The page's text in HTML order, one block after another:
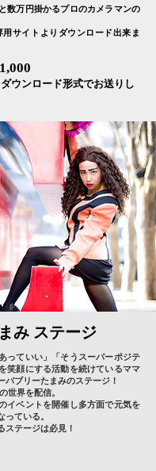
数万円掛かるプロのカメラマンの
サイトよりダウンロード出来ま
ダウンロード形式でお送りし
み ステージ
っていい」「そうスーパーポジテ
笑顔にする活動を続けているママ
バブリーたまみのステージ！
世界を配信。
イベントを開催し多方面で元気を
ている。
ステージは必見！